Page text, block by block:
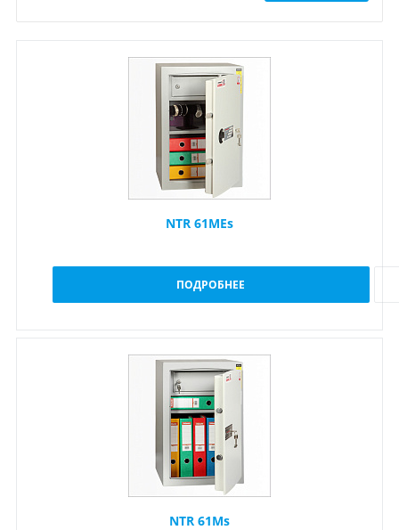
NTR 61MEs
ПОДРОБНЕЕ
NTR 61Ms